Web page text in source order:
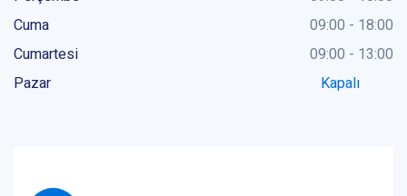
Cuma
09:00 - 18:00
Cumartesi
09:00 - 13:00
Pazar
Kapalı